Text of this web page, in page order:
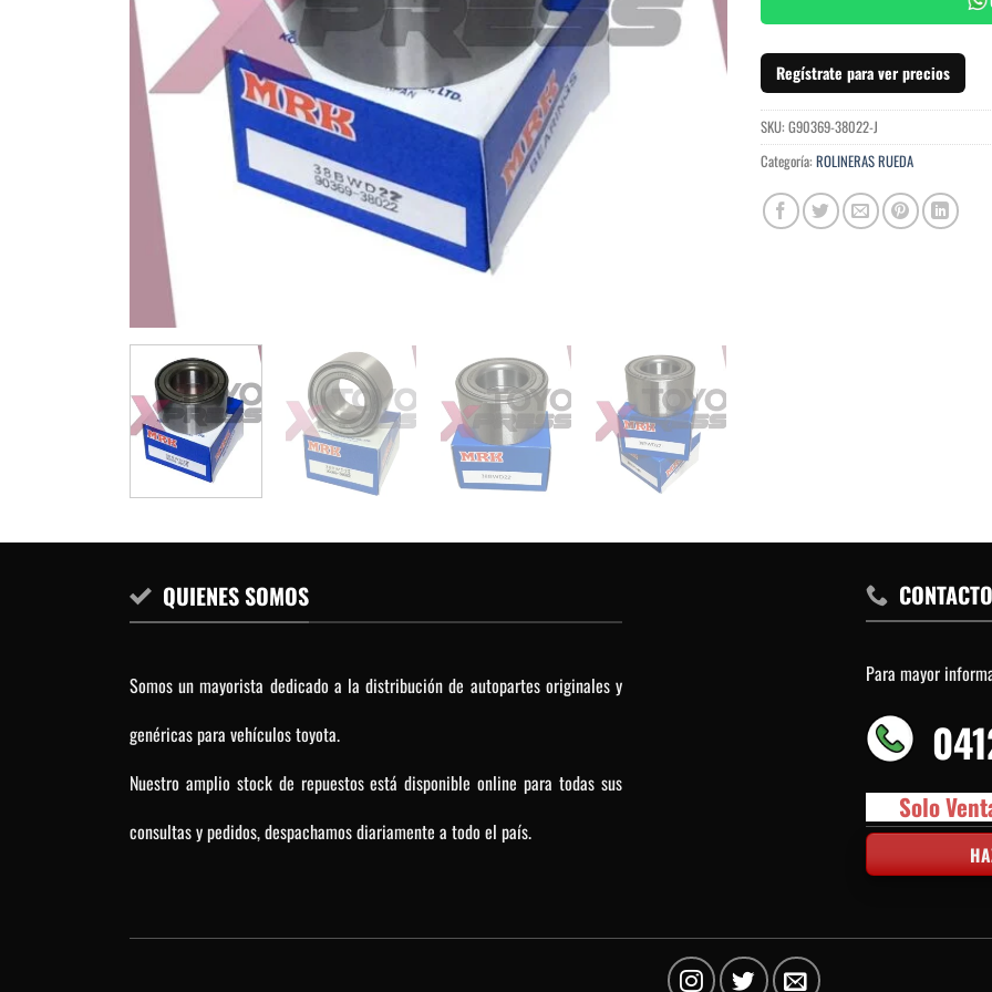
Regístrate para ver precios
SKU: G90369-38022-J
Categoría: ROLINERAS RUEDA
QUIENES SOMOS
Somos un mayorista dedicado a la distribución de autopartes originales y
genéricas para vehículos toyota.
Nuestro amplio stock de repuestos está disponible online para todas sus
consultas y pedidos, despachamos diariamente a todo el país.
CONTACTO
Para mayor
Solo